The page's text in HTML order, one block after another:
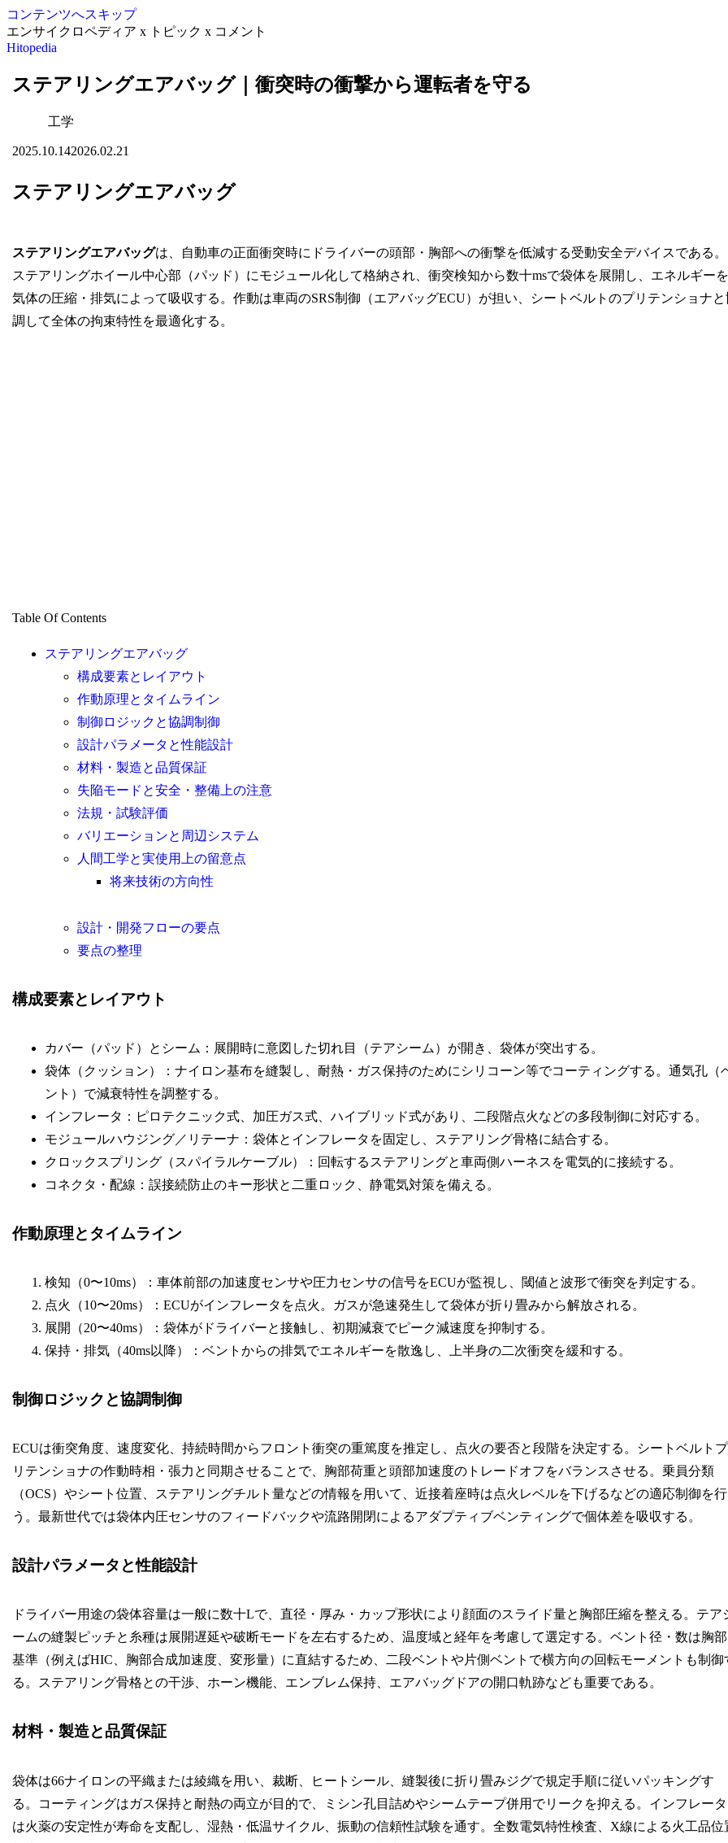
コンテンツへスキップ
エンサイクロペディア x トピック x コメント
Hitopedia
ステアリングエアバッグ｜衝突時の衝撃から運転者を守る
工学
2025.10.142026.02.21
ステアリングエアバッグ
ステアリングエアバッグは、自動車の正面衝突時にドライバーの頭部・胸部への衝撃を低減する受動安全デバイスである。
ステアリングホイール中心部（パッド）にモジュール化して格納され、衝突検知から数十msで袋体を展開し、エネルギーを
気体の圧縮・排気によって吸収する。作動は車両のSRS制御（エアバッグECU）が担い、シートベルトのプリテンショナと
調して全体の拘束特性を最適化する。
Table Of Contents
ステアリングエアバッグ
構成要素とレイアウト
作動原理とタイムライン
制御ロジックと協調制御
設計パラメータと性能設計
材料・製造と品質保証
失陥モードと安全・整備上の注意
法規・試験評価
バリエーションと周辺システム
人間工学と実使用上の留意点
将来技術の方向性
設計・開発フローの要点
要点の整理
構成要素とレイアウト
カバー（パッド）とシーム：展開時に意図した切れ目（テアシーム）が開き、袋体が突出する。
袋体（クッション）：ナイロン基布を縫製し、耐熱・ガス保持のためにシリコーン等でコーティングする。通気孔（
ント）で減衰特性を調整する。
インフレータ：ピロテクニック式、加圧ガス式、ハイブリッド式があり、二段階点火などの多段制御に対応する。
モジュールハウジング／リテーナ：袋体とインフレータを固定し、ステアリング骨格に結合する。
クロックスプリング（スパイラルケーブル）：回転するステアリングと車両側ハーネスを電気的に接続する。
コネクタ・配線：誤接続防止のキー形状と二重ロック、静電気対策を備える。
作動原理とタイムライン
検知（0〜10ms）：車体前部の加速度センサや圧力センサの信号をECUが監視し、閾値と波形で衝突を判定する。
点火（10〜20ms）：ECUがインフレータを点火。ガスが急速発生して袋体が折り畳みから解放される。
展開（20〜40ms）：袋体がドライバーと接触し、初期減衰でピーク減速度を抑制する。
保持・排気（40ms以降）：ベントからの排気でエネルギーを散逸し、上半身の二次衝突を緩和する。
制御ロジックと協調制御
ECUは衝突角度、速度変化、持続時間からフロント衝突の重篤度を推定し、点火の要否と段階を決定する。シートベルトプ
リテンショナの作動時相・張力と同期させることで、胸部荷重と頭部加速度のトレードオフをバランスさせる。乗員分類
（OCS）やシート位置、ステアリングチルト量などの情報を用いて、近接着座時は点火レベルを下げるなどの適応制御を行
う。最新世代では袋体内圧センサのフィードバックや流路開閉によるアダプティブベンティングで個体差を吸収する。
設計パラメータと性能設計
ドライバー用途の袋体容量は一般に数十Lで、直径・厚み・カップ形状により顔面のスライド量と胸部圧縮を整える。テア
ームの縫製ピッチと糸種は展開遅延や破断モードを左右するため、温度域と経年を考慮して選定する。ベント径・数は胸部
基準（例えばHIC、胸部合成加速度、変形量）に直結するため、二段ベントや片側ベントで横方向の回転モーメントも制御
る。ステアリング骨格との干渉、ホーン機能、エンブレム保持、エアバッグドアの開口軌跡なども重要である。
材料・製造と品質保証
袋体は66ナイロンの平織または綾織を用い、裁断、ヒートシール、縫製後に折り畳みジグで規定手順に従いパッキングす
る。コーティングはガス保持と耐熱の両立が目的で、ミシン孔目詰めやシームテープ併用でリークを抑える。インフレータ
は火薬の安定性が寿命を支配し、湿熱・低温サイクル、振動の信頼性試験を通す。全数電気特性検査、X線による火工品位